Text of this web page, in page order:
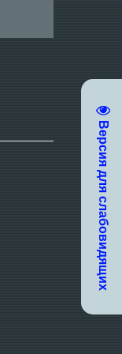
Версия для слабовидящих